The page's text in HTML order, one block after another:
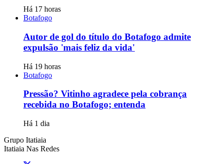
Há 17 horas
Botafogo
Autor de gol do título do Botafogo admite
expulsão 'mais feliz da vida'
Há 19 horas
Botafogo
Pressão? Vitinho agradece pela cobrança
recebida no Botafogo; entenda
Há 1 dia
Grupo Itatiaia
Itatiaia Nas Redes